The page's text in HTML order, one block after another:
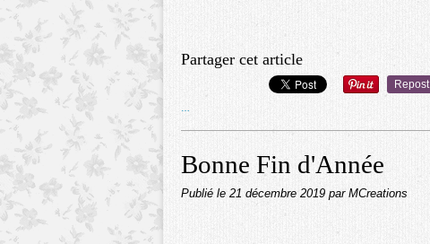
Partager cet article
Repost
Bonne Fin d'Année
Publié le 21 décembre 2019 par MCreations